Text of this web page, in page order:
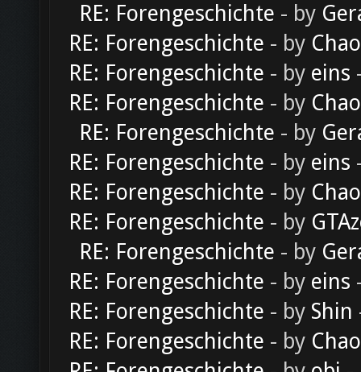
RE: Forengeschichte - by
RE: Forengeschichte - by
RE: Forengeschichte - by eins
RE: Forengeschichte - by
RE: Forengeschichte - by
RE: Forengeschichte - by eins
RE: Forengeschichte - by
RE: Forengeschichte - by
RE: Forengeschichte - by
RE: Forengeschichte - by eins
RE: Forengeschichte - by Shin
RE: Forengeschichte - by